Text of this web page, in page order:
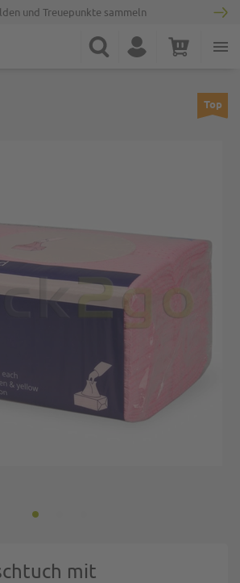
und Treuepunkte sammeln
Suche Konto Warenkorb
Top
mit